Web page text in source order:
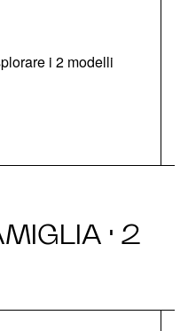
i 2 modelli
· 2